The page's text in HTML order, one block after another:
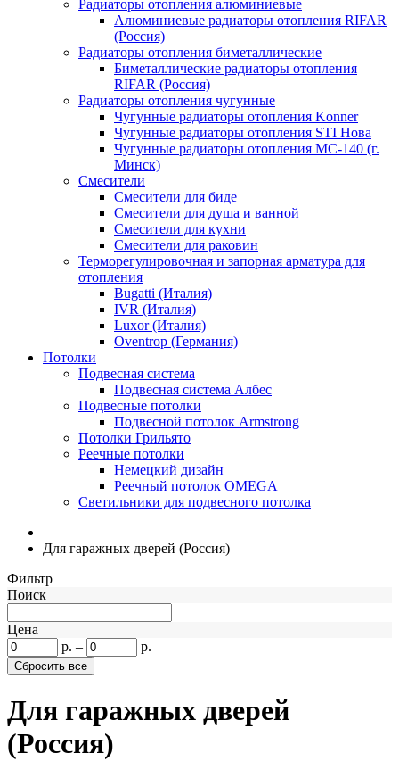
Радиаторы отопления алюминиевые
Алюминиевые радиаторы отопления RIFAR
(Россия)
Радиаторы отопления биметаллические
Биметаллические радиаторы отопления
RIFAR (Россия)
Радиаторы отопления чугунные
Чугунные радиаторы отопления Konner
Чугунные радиаторы отопления STI Нова
Чугунные радиаторы отопления МС-140 (г.
Минск)
Смесители
Смесители для биде
Смесители для душа и ванной
Смесители для кухни
Смесители для раковин
Терморегулировочная и запорная арматура для
отопления
Bugatti (Италия)
IVR (Италия)
Luxor (Италия)
Oventrop (Германия)
Потолки
Подвесная система
Подвесная система Албес
Подвесные потолки
Подвесной потолок Armstrong
Потолки Грильято
Реечные потолки
Немецкий дизайн
Реечный потолок OMEGA
Светильники для подвесного потолка
Для гаражных дверей (Россия)
Фильтр
Поиск
Цена
р. – р.
Для гаражных дверей
(Россия)